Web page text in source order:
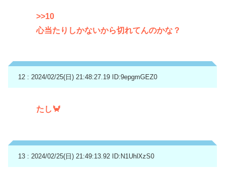
>>10
心当たりしかないから切れてんのかな？
12 : 2024/02/25(日) 21:48:27.19 ID:9epgmGEZ0
たし🦀
13 : 2024/02/25(日) 21:49:13.92 ID:N1UhlXzS0